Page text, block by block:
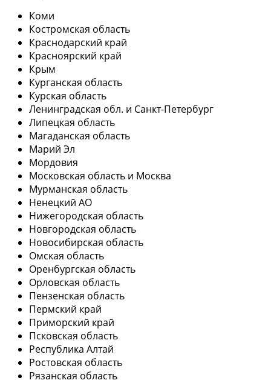
Коми
Костромская область
Краснодарский край
Красноярский край
Крым
Курганская область
Курская область
Ленинградская обл. и Санкт-Петербург
Липецкая область
Магаданская область
Марий Эл
Мордовия
Московская область и Москва
Мурманская область
Ненецкий АО
Нижегородская область
Новгородская область
Новосибирская область
Омская область
Оренбургская область
Орловская область
Пензенская область
Пермский край
Приморский край
Псковская область
Республика Алтай
Ростовская область
Рязанская область